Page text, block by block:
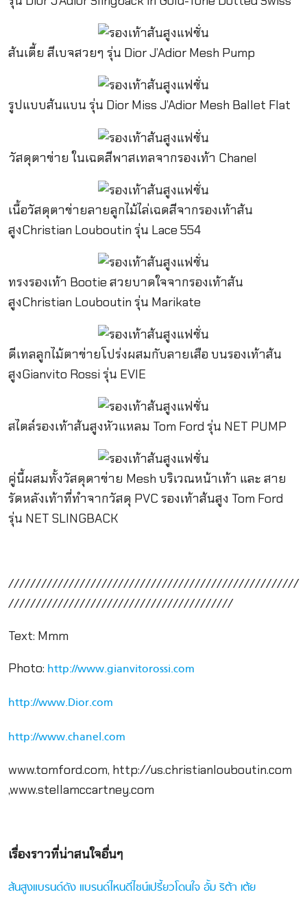
ส้นเตี้ย สีเบจสวยๆ รุ่น Dior J’Adior Mesh Pump
รูปแบบส้นแบน รุ่น Dior Miss J’Adior Mesh Ballet Flat
วัสดุตาข่าย ในเฉดสีพาสเทลจากรองเท้า Chanel
เนื้อวัสดุตาข่ายลายลูกไม้ไล่เฉดสีจากรองเท้าส้น
สูงChristian Louboutin รุ่น Lace 554
ทรงรองเท้า Bootie สวยบาดใจจากรองเท้าส้น
สูงChristian Louboutin รุ่น Marikate
ดีเทลลูกไม้ตาข่ายโปร่งผสมกับลายเสือ บนรองเท้าส้น
สูงGianvito Rossi รุ่น EVIE
สไตล์รองเท้าส้นสูงหัวแหลม Tom Ford รุ่น NET PUMP
คู่นี้ผสมทั้งวัสดุตาข่าย Mesh บริเวณหน้าเท้า และ สาย
รัดหลังเท้าที่ทำจากวัสดุ PVC รองเท้าส้นสูง Tom Ford
รุ่น NET SLINGBACK
/////////////////////////////////////////////////////
/////////////////////////////////////////
Text: Mmm
Photo: http://www.gianvitorossi.com
http://www.Dior.com
http://www.chanel.com
www.tomford.com, http://us.christianlouboutin.com
,www.stellamccartney.com
เรื่องราวที่น่าสนใจอื่นๆ
ส้นสูงแบรนด์ดัง แบรนด์ไหนดีไซน์เปรี้ยวโดนใจ อั้ม ริต้า เต้ย